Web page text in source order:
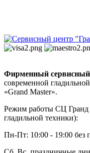
Фирменный сервисный
современной
«Grand Master».
Режим работы СЦ Гранд
гладильной техники):
Пн-Пт: 10:00 - 19:00 без